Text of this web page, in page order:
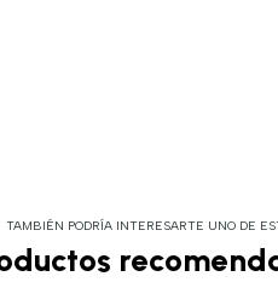
TAMBIÉN PODRÍA INTERESARTE UNO DE